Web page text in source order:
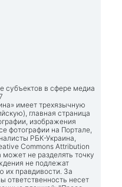
субъектов в сфере медиа
имеет трехязычную
главная страница
изображения
фотографии на Портале,
РБК-Украина,
Commons Attribution
не разделять точку
не подлежат
правдивости. За
ответственность несет